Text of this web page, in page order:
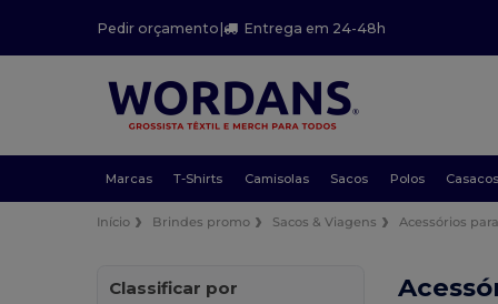
Pedir orçamento| Entrega em 24-48h
Marcas T-Shirts Camisolas Sacos Polos Casacos
Início Brindes promo Sacos & Viagens Acessórios
Classificar por